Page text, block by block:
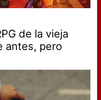
de la vieja
antes, pero